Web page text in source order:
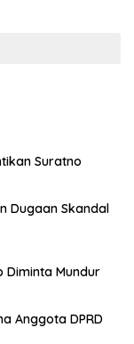
Suratno
Dugaan Skandal
Diminta Mundur
Anggota DPRD